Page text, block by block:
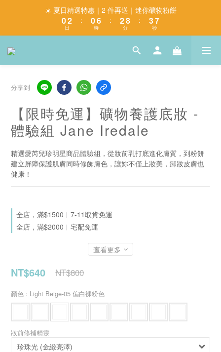
☀️ 夏日精選特惠｜2 件再送｜迷你礦物粉餅
1
0
3
2
1
日
:
1
0
7
6
5
2
0
時
:
3
2
1
9
8
7
4
分
:
4
3
2
0
7
6
5
3
2
秒
分享到
【限時免運】礦物養護底妝 -
體驗組 Jane Iredale
精選愛芮兒珍明星商品體驗組，從妝前乳打底進化膚質，到粉餅
建立屏障保護肌膚同時修飾膚色，讓妳不僅上妝美，卸妝皮膚也
健康！
全店，滿$1500︱7-11取貨免運
全店，滿$2000︱宅配免運
查看更多
NT$640 NT$800
顏色 : Light Beige-05 偏白裸粉色
妝前修補精靈